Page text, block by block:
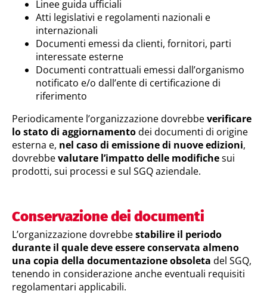
Linee guida ufficiali
Atti legislativi e regolamenti nazionali e
internazionali
Documenti emessi da clienti, fornitori, parti
interessate esterne
Documenti contrattuali emessi dall’organismo
notificato e/o dall’ente di certificazione di
riferimento
Periodicamente l’organizzazione dovrebbeverificare
lo stato di aggiornamentodei documenti di origine
esterna e, nel caso di emissione di nuove edizioni,
dovrebbevalutare l’impatto delle modifichesui
prodotti, sui processi e sul SGQ aziendale.
Conservazione dei documenti
L’organizzazione dovrebbestabilire il periodo
durante il quale deve essere conservata almeno
una copia della documentazione obsoleta del SGQ,
tenendo in considerazione anche eventuali requisiti
regolamentari applicabili.